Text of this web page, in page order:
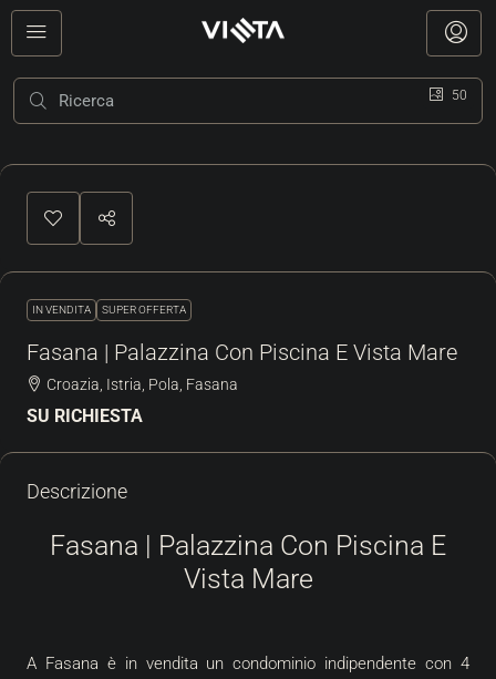
50
IN VENDITA SUPER OFFERTA
Fasana | Palazzina Con Piscina E Vista Mare
Croazia, Istria, Pola, Fasana
SU RICHIESTA
Descrizione
Fasana | Palazzina Con Piscina E
Vista Mare
A Fasana è in vendita un condominio indipendente con 4